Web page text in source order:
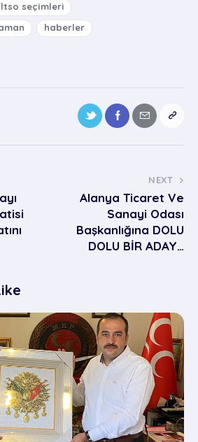
seçimleri
haberler
NEXT
Alanya Ticaret Ve
Sanayi Odası
Başkanlığına DOLU
DOLU BİR ADAY…